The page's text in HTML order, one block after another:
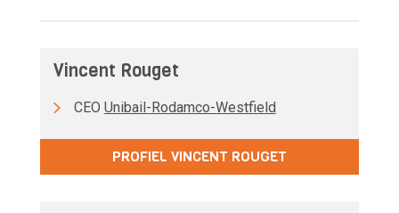
Vincent Rouget
CEO Unibail-Rodamco-Westfield
PROFIEL VINCENT ROUGET